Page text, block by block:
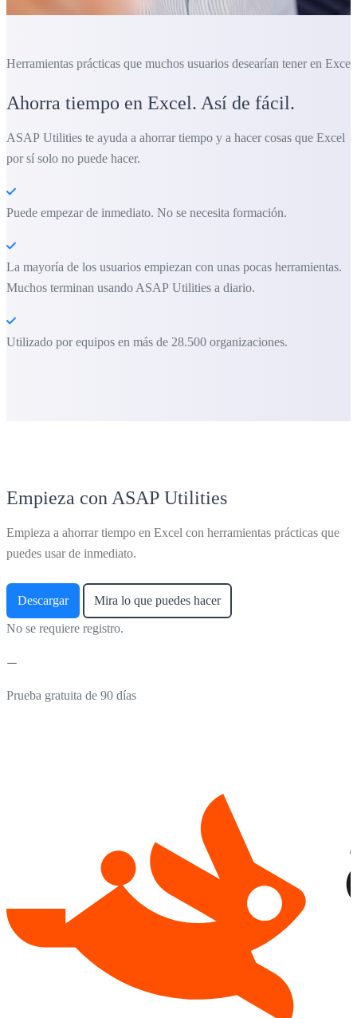
Herramientas prácticas que muchos usuarios desearían tener en Excel.
Ahorra tiempo en Excel. Así de fácil.
ASAP Utilities te ayuda a ahorrar tiempo y a hacer cosas que Excel
por sí solo no puede hacer.
Puede empezar de inmediato. No se necesita formación.
La mayoría de los usuarios empiezan con unas pocas herramientas.
Muchos terminan usando ASAP Utilities a diario.
Utilizado por equipos en más de 28.500 organizaciones.
Empieza con ASAP Utilities
Empieza a ahorrar tiempo en Excel con herramientas prácticas que
puedes usar de inmediato.
Descargar Mira lo que puedes hacer
No se requiere registro.
Prueba gratuita de 90 días